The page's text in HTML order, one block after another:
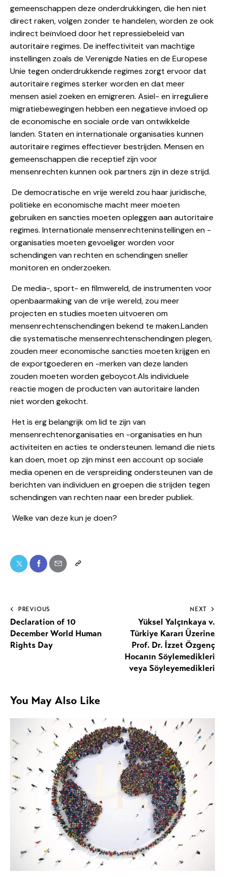
gemeenschappen deze onderdrukkingen, die hen niet
direct raken, volgen zonder te handelen, worden ze ook
indirect beïnvloed door het repressiebeleid van
autoritaire regimes. De ineffectiviteit van machtige
instellingen zoals de Verenigde Naties en de Europese
Unie tegen onderdrukkende regimes zorgt ervoor dat
autoritaire regimes sterker worden en dat meer
mensen asiel zoeken en emigreren. Asiel- en irreguliere
migratiebewegingen hebben een negatieve invloed op
de economische en sociale orde van ontwikkelde
landen. Staten en internationale organisaties kunnen
autoritaire regimes effectiever bestrijden. Mensen en
gemeenschappen die receptief zijn voor
mensenrechten kunnen ook partners zijn in deze strijd.
De democratische en vrije wereld zou haar juridische,
politieke en economische macht meer moeten
gebruiken en sancties moeten opleggen aan autoritaire
regimes. Internationale mensenrechteninstellingen en -
organisaties moeten gevoeliger worden voor
schendingen van rechten en schendingen sneller
monitoren en onderzoeken.
De media-, sport- en filmwereld, de instrumenten voor
openbaarmaking van de vrije wereld, zou meer
projecten en studies moeten uitvoeren om
mensenrechtenschendingen bekend te maken.Landen
die systematische mensenrechtenschendingen plegen,
zouden meer economische sancties moeten krijgen en
de exportgoederen en -merken van deze landen
zouden moeten worden geboycot.Als individuele
reactie mogen de producten van autoritaire landen
niet worden gekocht.
Het is erg belangrijk om lid te zijn van
mensenrechtenorganisaties en -organisaties en hun
activiteiten en acties te ondersteunen. Iemand die niets
kan doen, moet op zijn minst een account op sociale
media openen en de verspreiding ondersteunen van de
berichten van individuen en groepen die strijden tegen
schendingen van rechten naar een breder publiek.
Welke van deze kun je doen?
PREVIOUS
Declaration of 10
December World Human
Rights Day
NEXT
Yüksel Yalçınkaya v.
Türkiye Kararı Üzerine
Prof. Dr. İzzet Özgenç
Hocanın Söylemedikleri
veya Söyleyemedikleri
You May Also Like